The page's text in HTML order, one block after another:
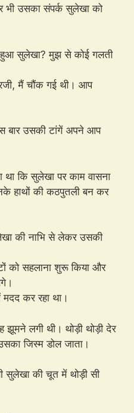
भी उसका संपर्क सुलेखा को
हुआ सुलेखा? मुझ से कोई गलती
मैं चौंक गई थी। आप
बार उसकी टांगें अपने आप
था कि सुलेखा पर काम वासना
हाथों की कठपुतली बन कर
की नाभि से लेकर उसकी
को सहलाना शुरू किया और
कर रहा था।
लगी थी। थोड़ी थोड़ी देर
जिस्म डोल जाता।
सुलेखा की चूत में थोड़ी सी